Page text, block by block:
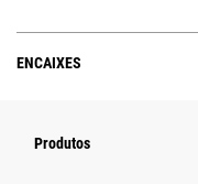
ENCAIXES
Produtos